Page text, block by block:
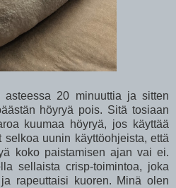
20 minuuttia ja sitten
höyryä pois. Sitä tosiaan
kuumaa höyryä, jos käyttää
uunin käyttöohjeista, että
koko paistamisen ajan vai ei.
sellaista crisp-toimintoa, joka
rapeuttaisi kuoren. Minä olen